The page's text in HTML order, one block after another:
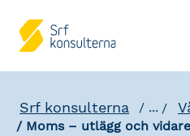
Srf konsulterna ... Våra
Moms – utlägg och